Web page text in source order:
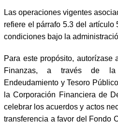
Las operaciones vigentes
refiere el párrafo 5.3 del artículo
condiciones bajo la
Para este propósito, autorízase
Finanzas, a través de la
Endeudamiento y Tesoro
la Corporación Financiera de
celebrar los acuerdos y actos
transferencia a favor del Fondo